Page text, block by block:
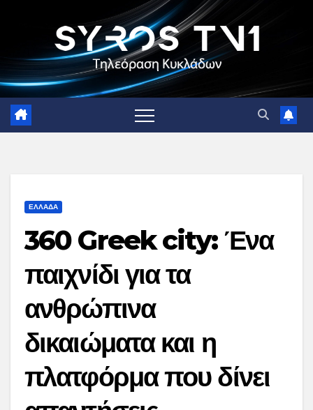
ΕΛΛΑΔΑ
360 Greek city: Ένα
παιχνίδι για τα
ανθρώπινα
δικαιώματα και η
πλατφόρμα που δίνει